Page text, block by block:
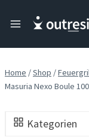
Home /Shop /
Masuria Nexo Boule
Kategorien